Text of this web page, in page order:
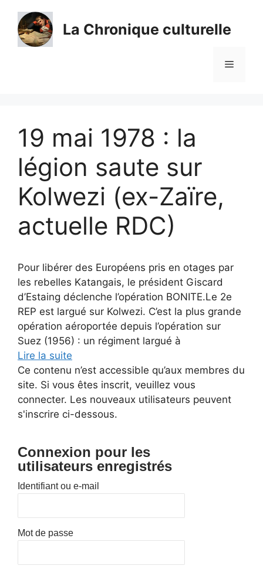
contenu
La Chronique culturelle
Menu
19 mai 1978 : la
légion saute sur
Kolwezi (ex-Zaïre,
actuelle RDC)
Pour libérer des Européens pris en otages par
les rebelles Katangais, le président Giscard
d’Estaing déclenche l’opération BONITE.Le 2e
REP est largué sur Kolwezi. C’est la plus grande
opération aéroportée depuis l’opération sur
Suez (1956) : un régiment largué à
Lire la suite
Ce contenu n’est accessible qu’aux membres du
site. Si vous êtes inscrit, veuillez vous
connecter. Les nouveaux utilisateurs peuvent
s'inscrire ci-dessous.
Connexion pour les
utilisateurs enregistrés
Identifiant ou e-mail
Mot de passe